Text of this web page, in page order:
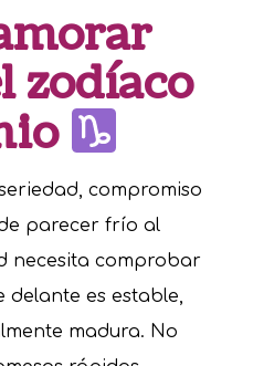
zodíaco
compromiso
parecer frío al
necesita comprobar
delante es estable,
madura. No